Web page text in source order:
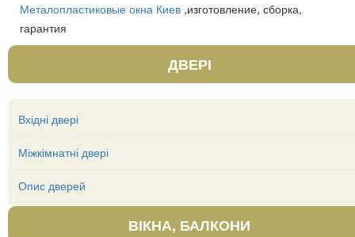
Металопластиковые окна Киев ,изготовление, сборка,
гарантия
ДВЕРІ
Вхідні двері
Міжкімнатні двері
Опис дверей
ВІКНА, БАЛКОНИ